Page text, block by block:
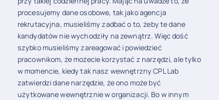
procesujemy dane osobowe, tak jako agencja
rekrutacyjna, musieliśmy zadbać o to, żeby te dane
kandydatów nie wychodziły na zewnątrz. Więc dość
szybko musieliśmy zareagować i powiedzieć
pracownikom, że możecie korzystać z narzędzi, ale tylko
w momencie, kiedy tak nasz wewnętrzny CPL Lab
zatwierdzi dane narzędzie, że ono może być
użytkowane wewnętrznie w organizacji. Bo w innym